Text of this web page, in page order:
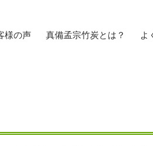
様の声 真備孟宗竹炭とは？ よ